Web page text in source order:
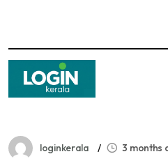
loginkerala 3 months